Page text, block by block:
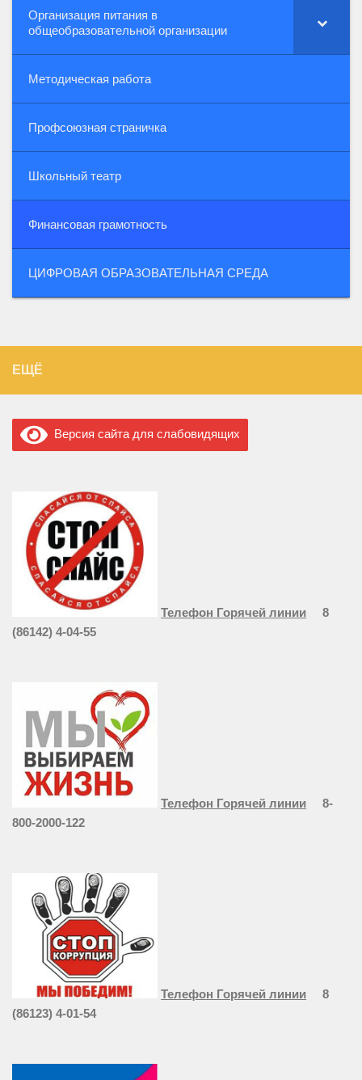
Организация питания в
общеобразовательной организации
Методическая работа
Профсоюзная страничка
Школьный театр
Финансовая грамотность
ЦИФРОВАЯ ОБРАЗОВАТЕЛЬНАЯ СРЕДА
ЕЩЁ
Версия сайта для слабовидящих
Телефон Горячей линии
8
(86142) 4-04-55
Телефон Горячей линии
8-
800-2000-122
Телефон Горячей линии
8
(86123) 4-01-54